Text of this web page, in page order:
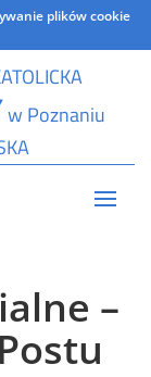
plików cookie
w Poznaniu
–